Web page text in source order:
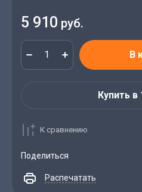
5 910 руб.
В
Купить в
К сравнению
Поделиться
Распечатать